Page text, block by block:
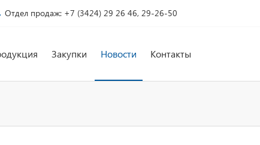
Отдел продаж: +7 (3424) 29 26 46, 29-26-50
Закупки Новости Контакты